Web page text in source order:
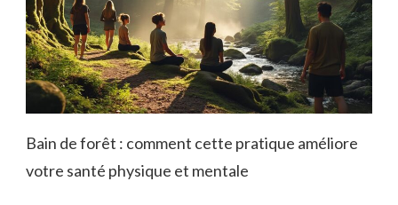
Bain de forêt : comment cette pratique améliore
votre santé physique et mentale